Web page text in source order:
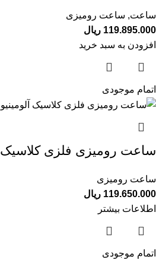
ساعت, ساعت رومیزی
119.895.000 ریال
افزودن به سبد خرید
اتمام موجودی
ساعت رومیزی فلزی کلاسیک
ساعت رومیزی
119.650.000 ریال
اطلاعات بیشتر
اتمام موجودی